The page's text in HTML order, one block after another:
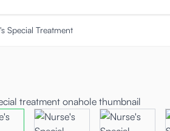
Special Treatment